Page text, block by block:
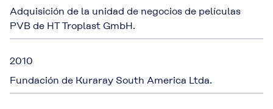
Adquisición de la unidad de negocios de películas
PVB de HT Troplast GmbH.
2010
Fundación de Kuraray South America Ltda.